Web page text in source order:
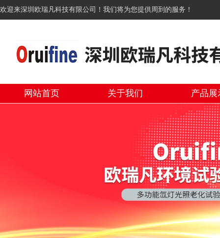
欢迎来深圳欧瑞凡科技有限公司！我们将为您提供周到的服务！
网站首页 关于我们 产品展